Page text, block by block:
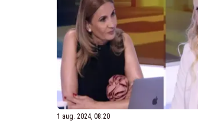
1 aug. 2024, 08:20